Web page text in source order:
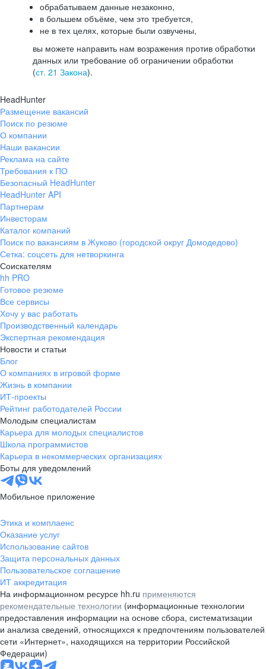
обрабатываем данные незаконно,
в большем объёме, чем это требуется,
не в тех целях, которые были озвучены,
вы можете направить нам возражения против обработки
данных или требование об ограничении обработки
(ст. 21 Закона).
HeadHunter
Размещение вакансий
Поиск по резюме
О компании
Наши вакансии
Реклама на сайте
Требования к ПО
Безопасный HeadHunter
HeadHunter API
Партнерам
Инвесторам
Каталог компаний
Поиск по вакансиям в Жуково (городской округ Домодедово)
Сетка: соцсеть для нетворкинга
Соискателям
hh PRO
Готовое резюме
Все сервисы
Хочу у вас работать
Производственный календарь
Экспертная рекомендация
Новости и статьи
Блог
О компаниях в игровой форме
Жизнь в компании
ИТ-проекты
Рейтинг работодателей России
Молодым специалистам
Карьера для молодых специалистов
Школа программистов
Карьера в некоммерческих организациях
Боты для уведомлений
Мобильное приложение
Этика и комплаенс
Оказание услуг
Использование сайтов
Защита персональных данных
Пользовательское соглашение
ИТ аккредитация
На информационном ресурсе hh.ru применяются
рекомендательные технологии (информационные технологии
предоставления информации на основе сбора, систематизации
и анализа сведений, относящихся к предпочтениям пользователей
сети «Интернет», находящихся на территории Российской
Федерации)